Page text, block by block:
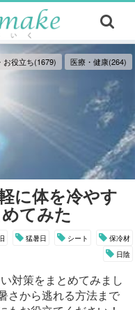
お役立ち(1679) 医療・健康(264)
に体を冷やす
てみた
猛暑日 シート
保冷材
日陰
対策をまとめてみまし
さから逃れる方法まで